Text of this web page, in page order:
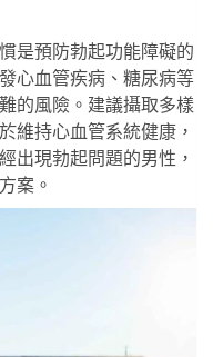
是預防勃起功能障礙的
心血管疾病、糖尿病等
的風險。建議攝取多樣
維持心血管系統健康，
出現勃起問題的男性，
案。